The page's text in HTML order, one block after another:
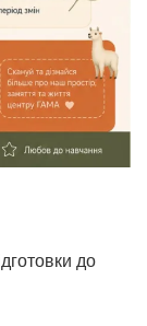
до